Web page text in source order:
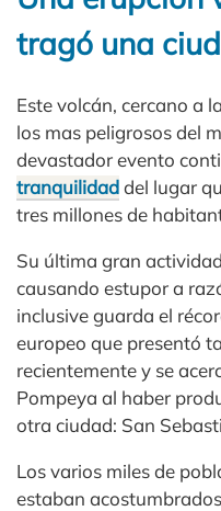
tragó una
Este volcán, cercano a
los mas peligrosos del
devastador evento
tranquilidaddel lugar
tres millones de
Su última gran
causando estupor a
inclusive guarda el
europeo que presentó
recientemente y se
Pompeya al haber
otra ciudad: San
Los varios miles de
estaban